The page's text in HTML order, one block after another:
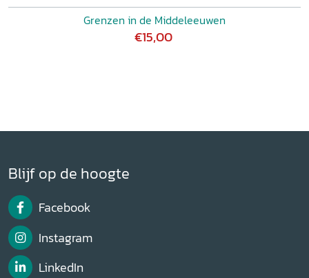
Grenzen in de Middeleeuwen
€15,00
Blijf op de hoogte
Facebook
Instagram
LinkedIn